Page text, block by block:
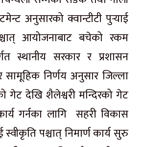
अनुसारको क्वान्टीटी पुर्‍याई
आयोजनाबाट बचेको रकम
स्थानीय सरकार र प्रशासन
सामूहिक निर्णय अनुसार जिल्ला
गेट देखि शैलेश्वरी मन्दिरको गेट
गर्नका लागि सहरी विकास
स्वीकृति पश्चात् निमार्ण कार्य सुरु